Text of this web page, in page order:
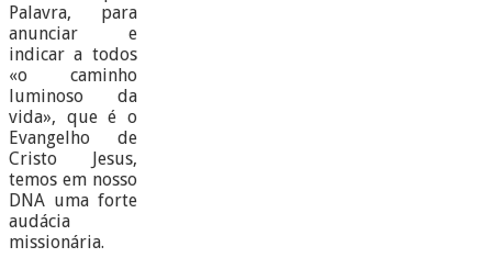
Palavra, para
anunciar e
indicar a todos
«o caminho
luminoso da
vida», que é o
Evangelho de
Cristo Jesus,
temos em nosso
DNA uma forte
audácia
missionária.